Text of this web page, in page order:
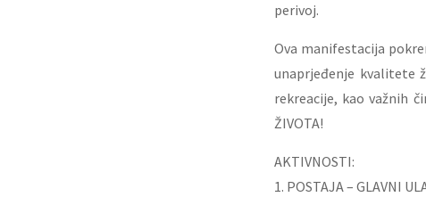
perivoj.
Ova manifestacija
unaprjeđenje kvalitete
rekreacije, kao važnih
ŽIVOTA!
AKTIVNOSTI:
1. POSTAJA – GLAVNI